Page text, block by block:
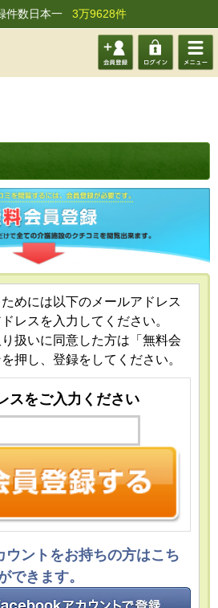
件数日本一 3万9628件
会員登 ログイ メニュ
めには以下のメールアドレス
レスを入力してください。
扱いに同意した方は「無料会
押し、登録をしてください。
スをご入力ください
ントをお持ちの方はこち
できます。